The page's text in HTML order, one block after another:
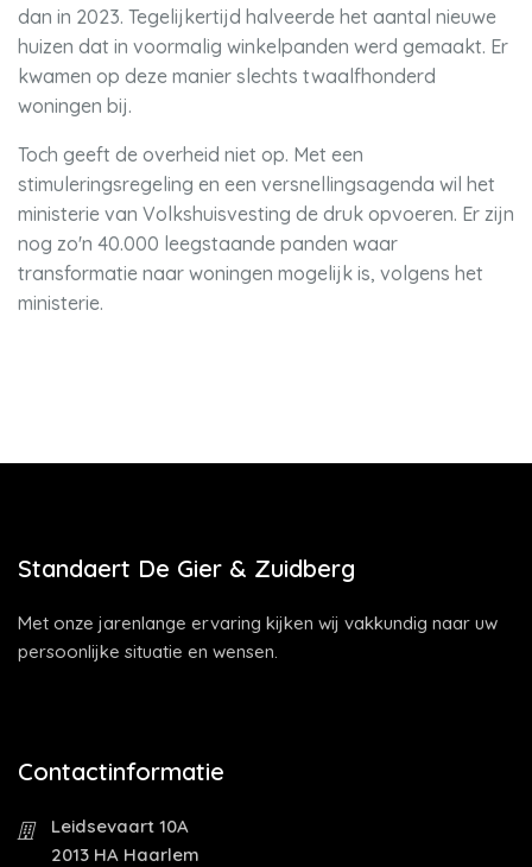
dan in 2023. Tegelijkertijd halveerde het aantal nieuwe
huizen dat in voormalig winkelpanden werd gemaakt. Er
kwamen op deze manier slechts twaalfhonderd
woningen bij.
Toch geeft de overheid niet op. Met een
stimuleringsregeling en een versnellingsagenda wil het
ministerie van Volkshuisvesting de druk opvoeren. Er zijn
nog zo'n 40.000 leegstaande panden waar
transformatie naar woningen mogelijk is, volgens het
ministerie.
Standaert De Gier & Zuidberg
Met onze jarenlange ervaring kijken wij vakkundig naar uw
persoonlijke situatie en wensen.
Contactinformatie
Leidsevaart 10A
2013 HA Haarlem